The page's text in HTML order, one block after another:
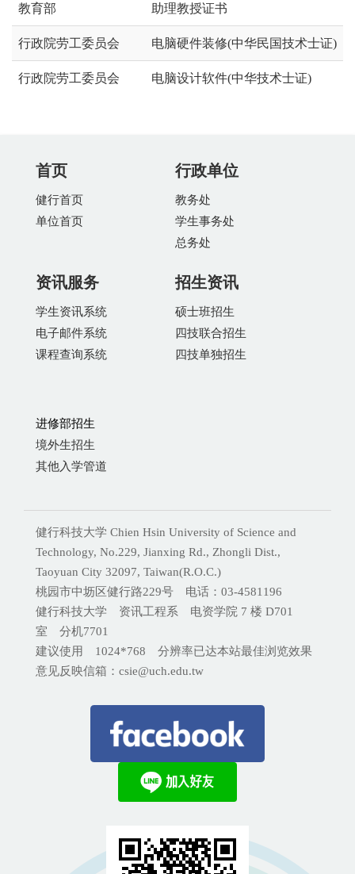
教育部 助理教授证书
行政院劳工委员会 电脑硬件装修(中华民国技术士证)
行政院劳工委员会 电脑设计软件(中华技术士证)
首页
健行首页
单位首页
行政单位
教务处
学生事务处
总务处
资讯服务
学生资讯系统
电子邮件系统
课程查询系统
招生资讯
硕士班招生
四技联合招生
四技单独招生
进修部招生
境外生招生
其他入学管道
健行科技大学 Chien Hsin University of Science and
Technology, No.229, Jianxing Rd., Zhongli Dist.,
Taoyuan City 32097, Taiwan(R.O.C.)
桃园市中坜区健行路229号 电话：03-4581196
健行科技大学 资讯工程系 电资学院 7 楼 D701
室 分机7701
建议使用 1024*768 分辨率已达本站最佳浏览效果
意见反映信箱：csie@uch.edu.tw